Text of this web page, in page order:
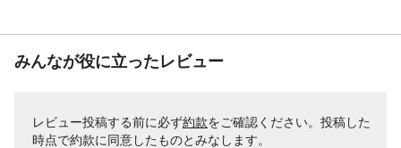
みんなが役に立ったレビュー
レビュー投稿する前に必ず約款をご確認ください。投稿した
時点で約款に同意したものとみなします。